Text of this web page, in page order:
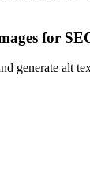
for
generate alt